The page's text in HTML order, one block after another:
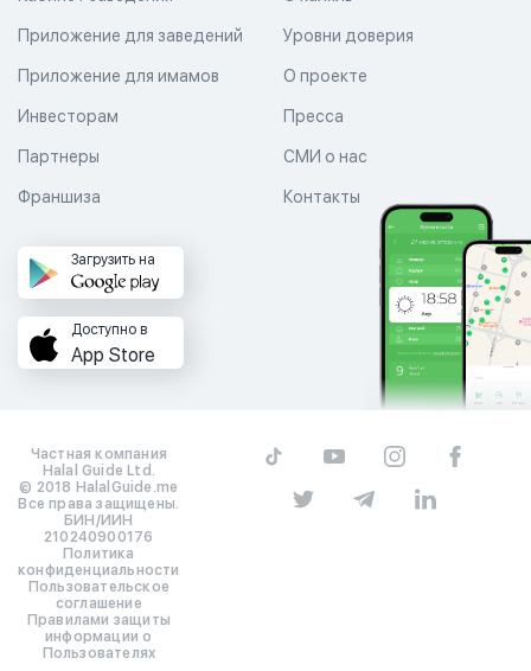
Уровни доверия
Приложение для заведений
Приложение для имамов О проекте
Пресса
СМИ о нас
Контакты
Инвесторам
Партнеры
Франшиза
Загрузить на
Доступно в
App Store
Частная компания
Halal Guide Ltd.
© 2018 HalalGuide.me
Все права защищены.
БИН/ИИН
210240900176
Политика
конфиденциальности
Пользовательское
соглашение
Правилами защиты
информации о
Пользователях